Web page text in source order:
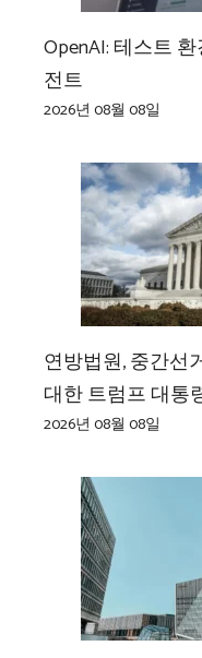
OpenAI: 테스트
전트
2026년 08월 08일
연방법원, 중간선
대한 트럼프 대통
2026년 08월 08일